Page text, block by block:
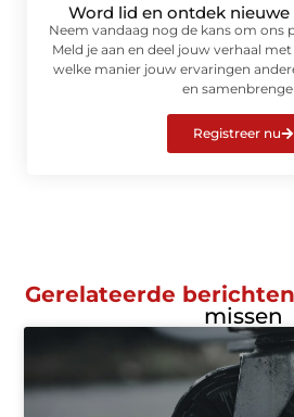
Word lid en ontdek
Neem vandaag nog de kans om ons
Meld je aan en deel jouw verhaal
welke manier jouw ervaringen
en
Registreer nu
Gerelateerde berichten
missen